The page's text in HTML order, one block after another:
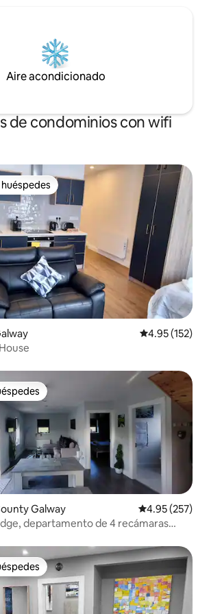
Aire acondicionado
de condominios con wifi
Favorito entre huéspedes
Calificación
4.95 (152)
Galway Calificación
4.95 (257)
departamento de 4 recámaras